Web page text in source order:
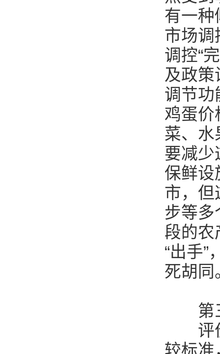
有一种
市场调
调控“
及政策
调节功
鸡蛋价
菜、水
要减少
保鲜设
市，但
步等多
段的农
“出手”
死胡
第三
评价
较标准